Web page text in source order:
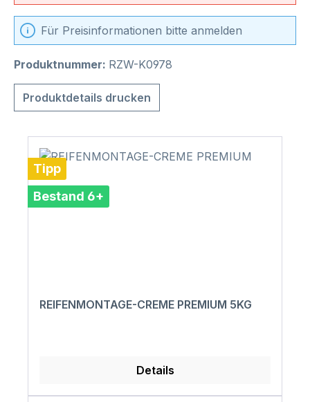
Für Preisinformationen bitte anmelden
Produktnummer: RZW-K0978
Produktdetails drucken
Tipp
Bestand 6+
REIFENMONTAGE-CREME PREMIUM 5KG
Details